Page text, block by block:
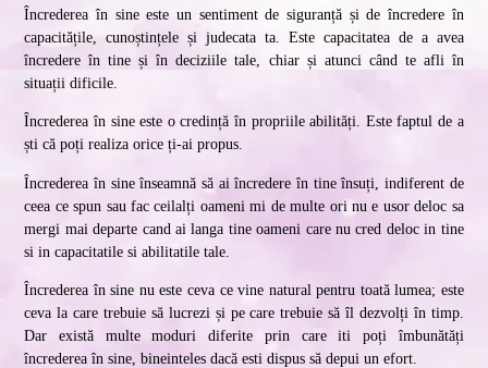
Încrederea în sine este un sentiment de siguranță și de încredere în
capacitățile, cunoștințele și judecata ta. Este capacitatea de a avea
încredere în tine și în deciziile tale, chiar și atunci când te afli în
situații dificile.
Încrederea în sine este o credință în propriile abilități. Este faptul de a
ști că poți realiza orice ți-ai propus.
Încrederea în sine înseamnă să ai încredere în tine însuți, indiferent de
ceea ce spun sau fac ceilalți oameni mi de multe ori nu e usor deloc sa
mergi mai departe cand ai langa tine oameni care nu cred deloc in tine
si in capacitatile si abilitatile tale.
Încrederea în sine nu este ceva ce vine natural pentru toată lumea; este
ceva la care trebuie să lucrezi și pe care trebuie să îl dezvolți în timp.
Dar există multe moduri diferite prin care iti poți îmbunătăți
încrederea în sine, bineinteles dacă esti dispus să depui un efort.